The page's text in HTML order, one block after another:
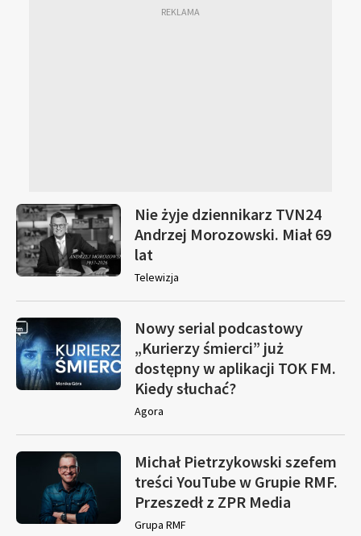
Nie żyje dziennikarz TVN24
Andrzej Morozowski. Miał 69
lat
Telewizja
Nowy serial podcastowy
„Kurierzy śmierci” już
dostępny w aplikacji TOK FM.
Kiedy słuchać?
Agora
Michał Pietrzykowski szefem
treści YouTube w Grupie RMF.
Przeszedł z ZPR Media
Grupa RMF